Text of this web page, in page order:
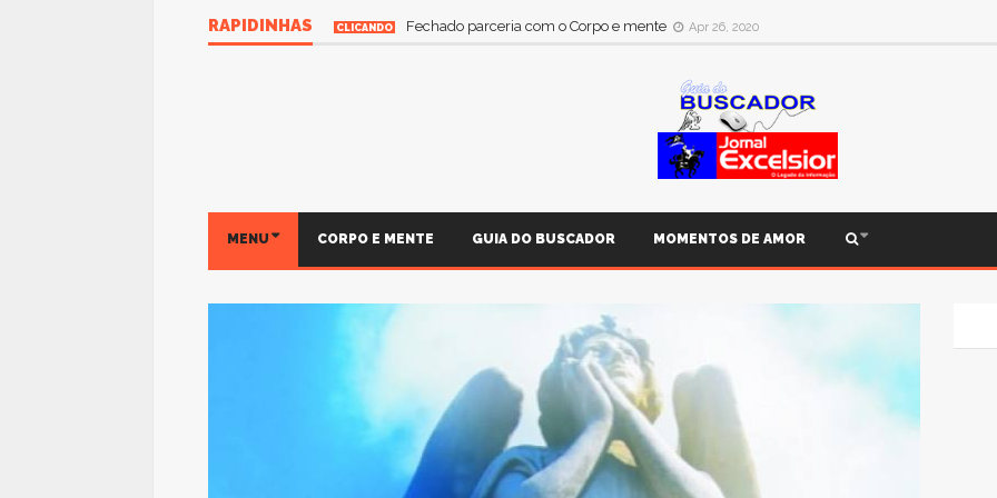
RAPIDINHAS CLICANDO Fechado parceria com o iaol Apr 26, 2020
MENU CORPO E MENTE GUIA DO BUSCADOR MOMENTOS DE AMOR